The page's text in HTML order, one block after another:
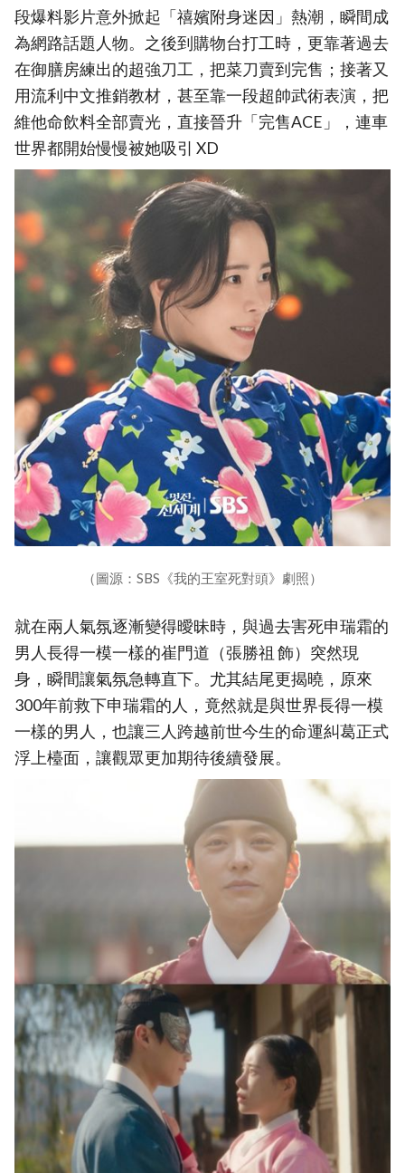
段爆料影片意外掀起「禧嬪附身迷因」熱潮，瞬間成
為網路話題人物。之後到購物台打工時，更靠著過去
在御膳房練出的超強刀工，把菜刀賣到完售；接著又
用流利中文推銷教材，甚至靠一段超帥武術表演，把
維他命飲料全部賣光，直接晉升「完售ACE」，連車
世界都開始慢慢被她吸引 XD
（圖源：SBS《我的王室死對頭》劇照）
就在兩人氣氛逐漸變得曖昧時，與過去害死申瑞霜的
男人長得一模一樣的崔門道（張勝祖 飾）突然現
身，瞬間讓氣氛急轉直下。尤其結尾更揭曉，原來
300年前救下申瑞霜的人，竟然就是與世界長得一模
一樣的男人，也讓三人跨越前世今生的命運糾葛正式
浮上檯面，讓觀眾更加期待後續發展。